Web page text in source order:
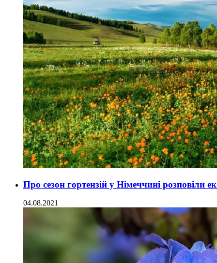
Про сезон гортензій у Німеччині розповіли
04.08.2021